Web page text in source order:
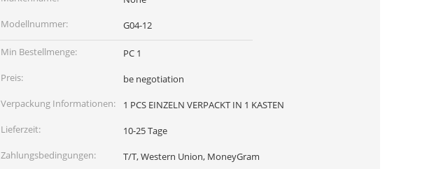
Modellnummer:
G04-12
Min Bestellmenge:
PC 1
Preis:
be negotiation
Verpackung Informationen:
1 PCS EINZELN VERPACKT IN 1 KASTEN
Lieferzeit:
10-25 Tage
Zahlungsbedingungen:
T/T, Western Union, MoneyGram